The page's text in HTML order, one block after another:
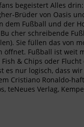
begeistert Alles
Brüder von Oasis
dem Fußball und der
cher schreibende
Sie füllen das von
Fußball ist weit
& Chips oder
es nur logisch, dass
Cristiano Ronaldo-
teNeues Verlag,